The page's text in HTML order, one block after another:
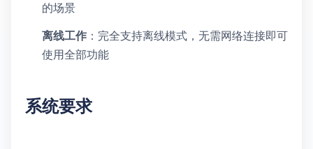
的场景
离线工作 ：完全支持离线模式，无需网络连接即可
使用全部功能
系统要求